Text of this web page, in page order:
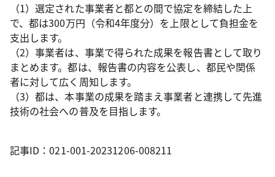
（1）選定された事業者と都との間で協定を締結した上
で、都は300万円（令和4年度分）を上限として負担金を
支出します。
（2）事業者は、事業で得られた成果を報告書として取り
まとめます。都は、報告書の内容を公表し、都民や関係
者に対して広く周知します。
（3）都は、本事業の成果を踏まえ事業者と連携して先進
技術の社会への普及を目指します。
記事ID：021-001-20231206-008211